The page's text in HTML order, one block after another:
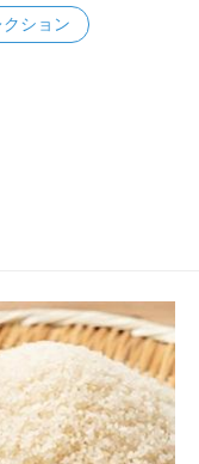
ション